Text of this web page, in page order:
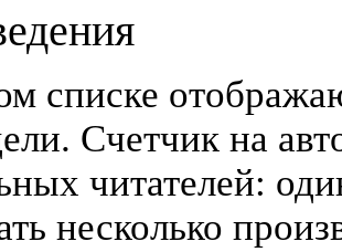
списке
Счетчик на
читателей:
несколько